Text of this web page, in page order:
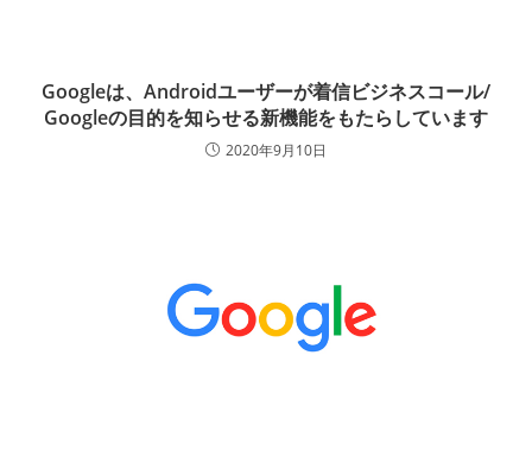
Googleは、Androidユーザーが着信ビジネスコール/
Googleの目的を知らせる新機能をもたらしています
2020年9月10日